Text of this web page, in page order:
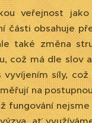
veřejnost
obsahuje
také změna
což má dle
síly,
na
fungování